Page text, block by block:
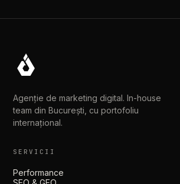
Agenție de marketing digital. In-house
team din București, cu portofoliu
internațional.
SERVICII
Performance